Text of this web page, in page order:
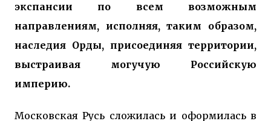
экспансии по всем возможным
направлениям, исполняя, таким образом,
наследия Орды, присоединяя территории,
выстраивая могучую Российскую
империю.
Московская Русь сложилась и оформилась в